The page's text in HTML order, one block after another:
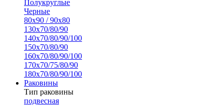
Полукруглые
Черные
80х90 / 90х80
130х70/80/90
140х70/80/90/100
150х70/80/90
160х70/80/90/100
170х70/75/80/90
180х70/80/90/100
Раковины
Тип раковины
подвесная